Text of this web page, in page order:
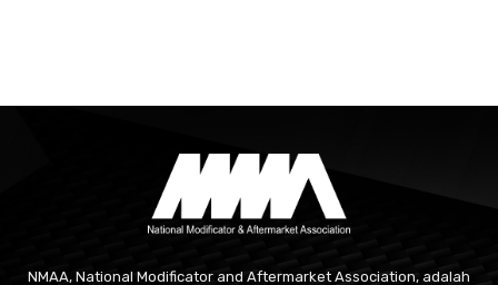
NMAA, National Modificator and Aftermarket Association, adalah